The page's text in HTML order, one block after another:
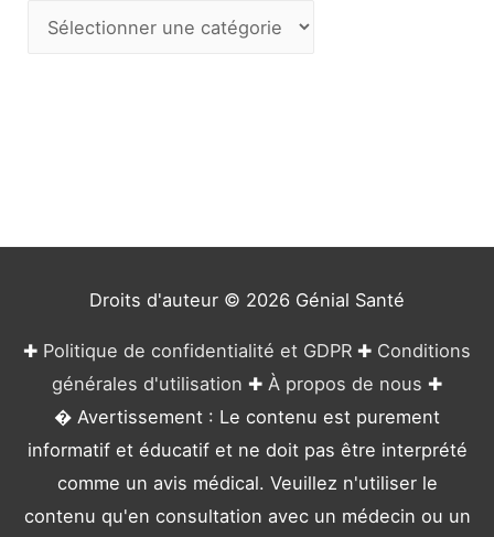
Droits d'auteur © 2026 Génial Santé
✚ Politique de confidentialité et GDPR ✚ Conditions
générales d'utilisation ✚ À propos de nous ✚
� Avertissement : Le contenu est purement
informatif et éducatif et ne doit pas être interprété
comme un avis médical. Veuillez n'utiliser le
contenu qu'en consultation avec un médecin ou un